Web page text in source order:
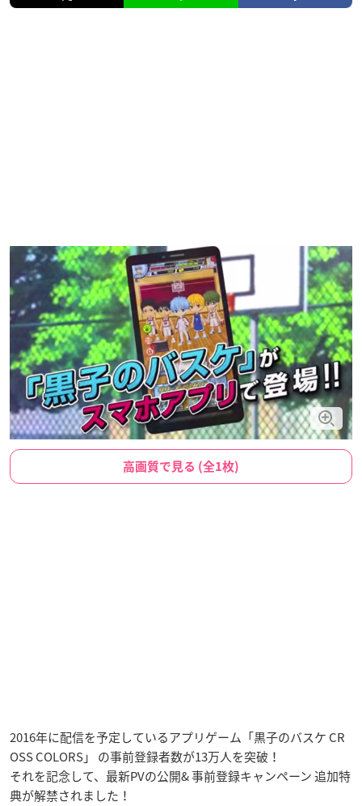
高画質で見る (全1枚)
2016年に配信を予定しているアプリゲーム「黒子のバスケ CR
OSS COLORS」 の事前登録者数が13万人を突破！
それを記念して、最新PVの公開& 事前登録キャンペーン 追加特
典が解禁されました！